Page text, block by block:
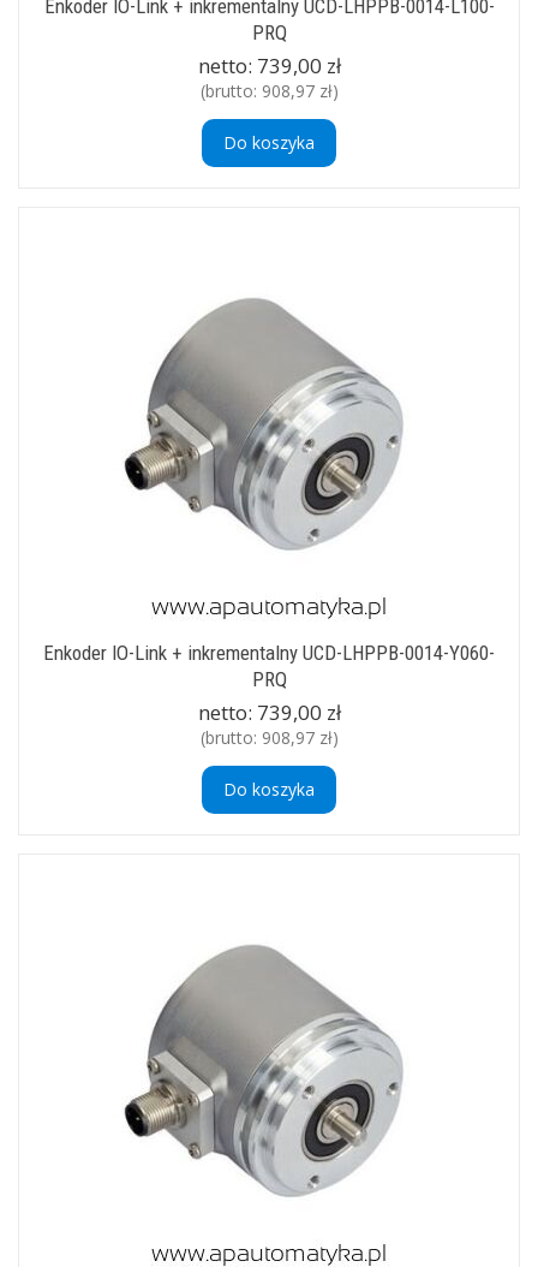
Enkoder IO-Link + inkrementalny UCD-LHPPB-0014-L100-
PRQ
netto: 739,00 zł
(brutto: 908,97 zł)
Do koszyka
Enkoder IO-Link + inkrementalny UCD-LHPPB-0014-Y060-
PRQ
netto: 739,00 zł
(brutto: 908,97 zł)
Do koszyka